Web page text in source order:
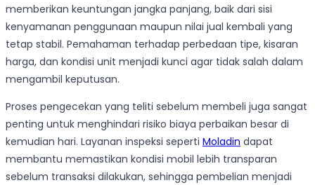
memberikan keuntungan jangka panjang, baik dari sisi
kenyamanan penggunaan maupun nilai jual kembali yang
tetap stabil. Pemahaman terhadap perbedaan tipe, kisaran
harga, dan kondisi unit menjadi kunci agar tidak salah dalam
mengambil keputusan.
Proses pengecekan yang teliti sebelum membeli juga sangat
penting untuk menghindari risiko biaya perbaikan besar di
kemudian hari. Layanan inspeksi seperti Moladin dapat
membantu memastikan kondisi mobil lebih transparan
sebelum transaksi dilakukan, sehingga pembelian menjadi